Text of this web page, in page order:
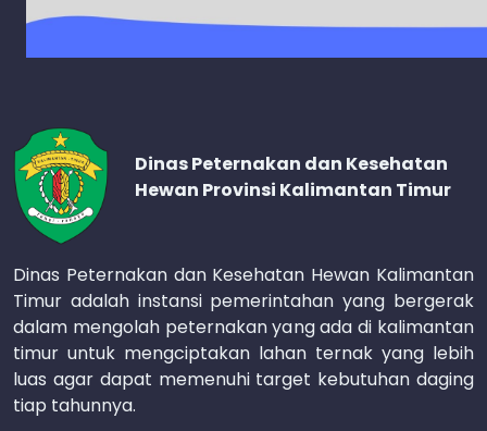
Dinas Peternakan dan Kesehatan
Hewan Provinsi Kalimantan Timur
Dinas Peternakan dan Kesehatan Hewan Kalimantan
Timur adalah instansi pemerintahan yang bergerak
dalam mengolah peternakan yang ada di kalimantan
timur untuk mengciptakan lahan ternak yang lebih
luas agar dapat memenuhi target kebutuhan daging
tiap tahunnya.